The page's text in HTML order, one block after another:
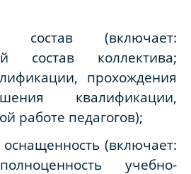
(включает:
состав коллектива;
прохождения
квалификации,
работе педагогов);
(включает:
учебно-